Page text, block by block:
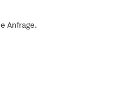
Anfrage.